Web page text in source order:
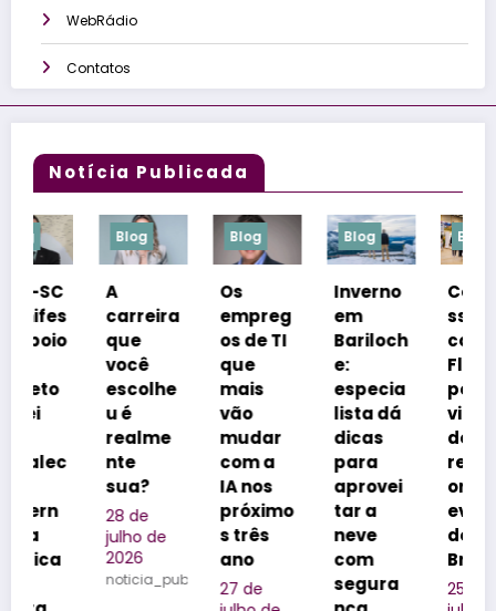
WebRádio
Contatos
Notícia Publicada
Blog
A
carreira
que
escolhe
u é
nte
28 de
2026
noticia_publicada
empreg
os de TI
mais
mudar
próximo
s três
27 de
Inverno
em
Bariloch
especia
lista dá
dicas
para
aprovei
tar a
neve
Blog
Congre
coloca
Florianó
polis na
vitrine
dos
realizad
ores de
eventos
25 de